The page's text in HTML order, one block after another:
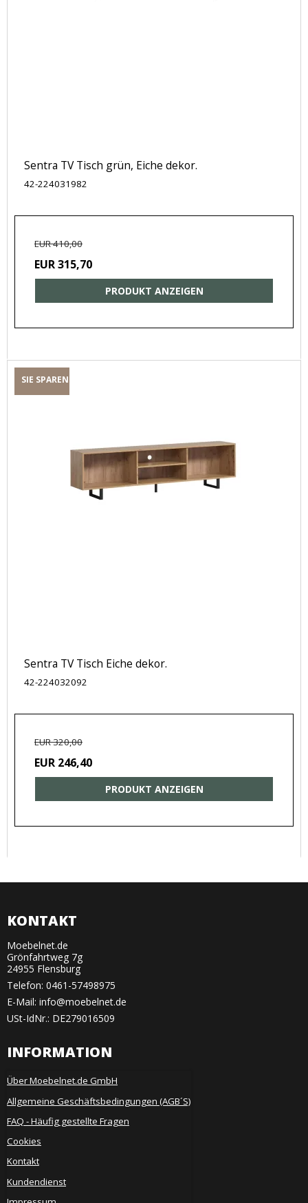
Sentra TV Tisch grün, Eiche dekor.
42-224031982
EUR 410,00
EUR 315,70
PRODUKT ANZEIGEN
SIE SPAREN
Sentra TV Tisch Eiche dekor.
42-224032092
EUR 320,00
EUR 246,40
PRODUKT ANZEIGEN
KONTAKT
Moebelnet.de
Grönfahrtweg 7g
24955 Flensburg
Telefon: 0461-57498975
E-Mail: info@moebelnet.de
USt-IdNr.: DE279016509
INFORMATION
Über Moebelnet.de GmbH
Allgemeine Geschäftsbedingungen (AGB´S)
FAQ - Häufig gestellte Fragen
Cookies
Kontakt
Kundendienst